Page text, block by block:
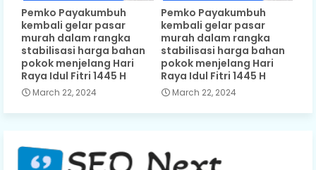
Pemko Payakumbuh
kembali gelar pasar
murah dalam rangka
stabilisasi harga bahan
pokok menjelang Hari
Raya Idul Fitri 1445 H
March 22, 2024
Pemko Payakumbuh
kembali gelar pasar
murah dalam rangka
stabilisasi harga bahan
pokok menjelang Hari
Raya Idul Fitri 1445 H
March 22, 2024